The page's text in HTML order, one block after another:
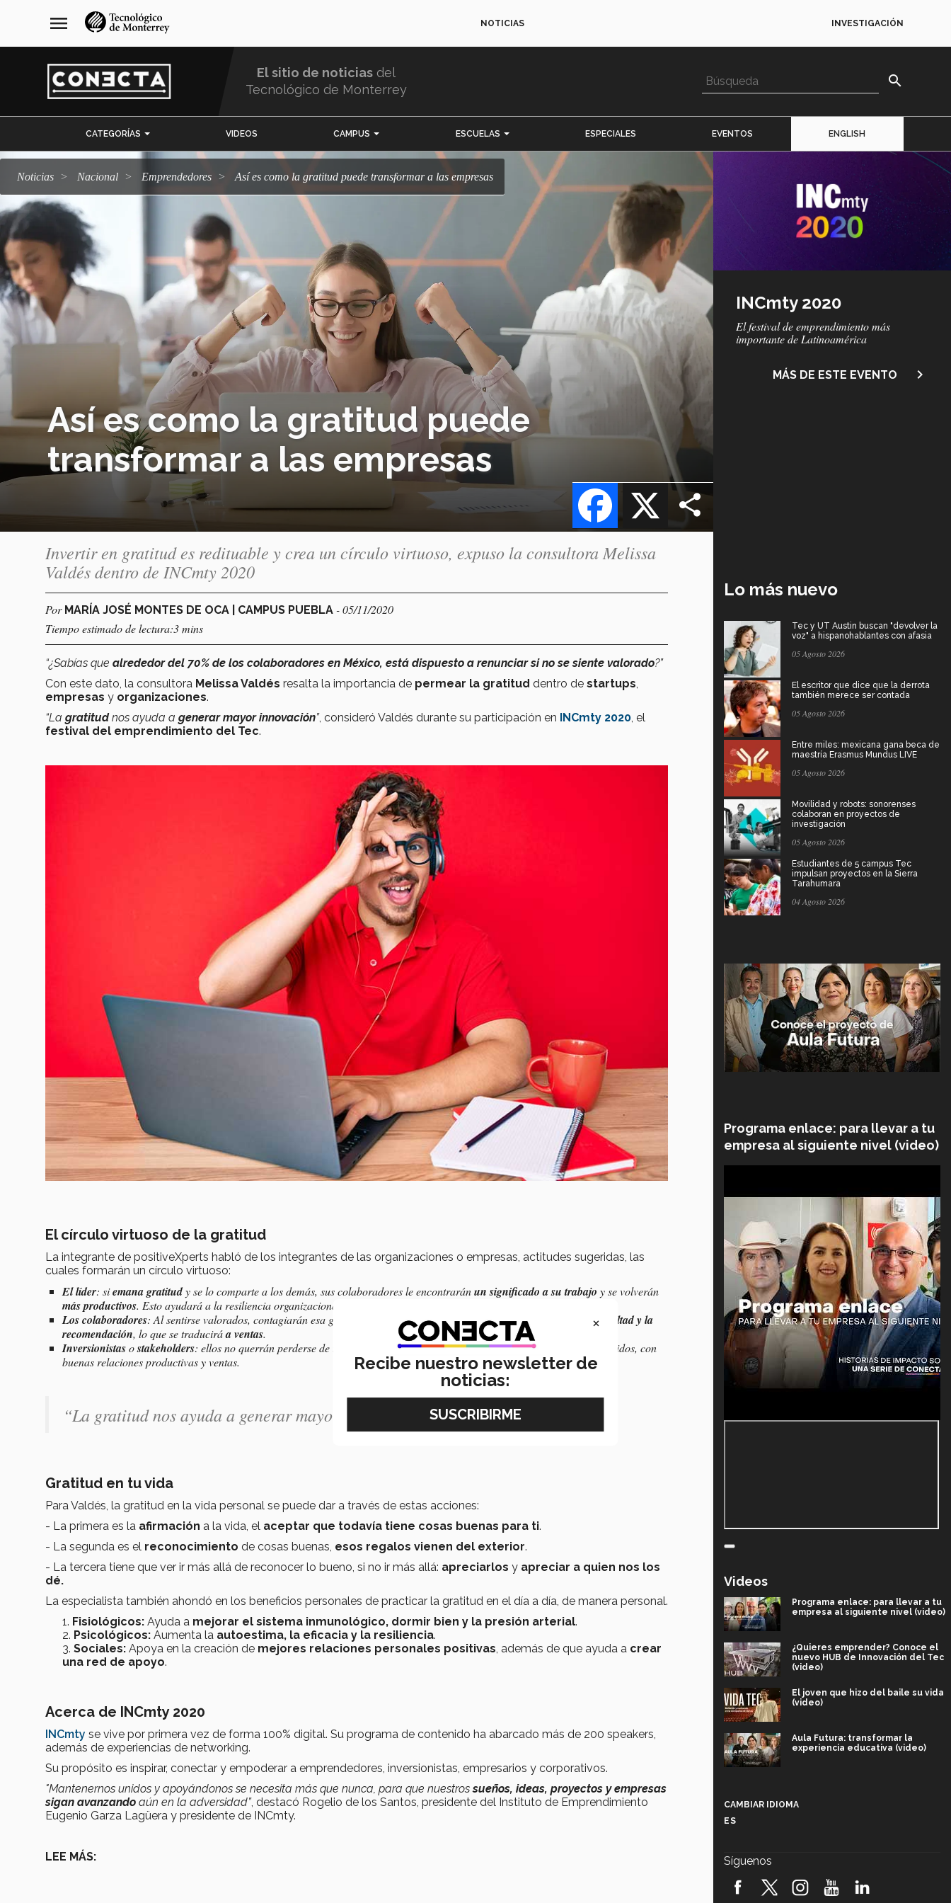
navegación
principal
menu NOTICIAS INVESTIGACIÓN
El sitio de noticias del
Tecnológico de Monterrey
search
CATEGORÍAS VIDEOS CAMPUS ESCUELAS ESPECIALES EVENTOS ENGLISH
Noticias Nacional emprendedores Así es como la gratitud puede transformar a las empresas
Así es como la gratitud puede
transformar a las empresas
X
Facebook
o
INCmty 2020
Subtítulo
El festival de emprendimiento más
importante de Latinoamérica
MÁS DE ESTE EVENTO navigate_next
Invertir en gratitud es redituable y crea un círculo virtuoso, expuso la consultora Melissa
Valdés dentro de INCmty 2020
Por MARÍA JOSÉ MONTES DE OCA | CAMPUS PUEBLA - 05/11/2020
Tiempo estimado de lectura:3 mins
“¿Sabías que alrededor del 70% de los colaboradores en México, está dispuesto a renunciar si no se siente valorado?”
Con este dato, la consultora Melissa Valdés resalta la importancia de permear la gratitud dentro de startups,
empresas y organizaciones.
“La gratitudnos ayuda a generar mayor innovación”, consideró Valdés durante su participación en INCmty 2020, el
festival del emprendimiento del Tec.
El círculo virtuoso de la gratitud
La integrante de positiveXperts habló de los integrantes de las organizaciones o empresas, actitudes sugeridas, las
cuales formarán un círculo virtuoso:
El líder: siemana gratitudy se lo comparte a los demás, sus colaboradores le encontraránun significado a su trabajo y se volverán
más productivos. Esto ayudará a la resiliencia organizacional.
Loscolaboradores: Al sentirse valorados, contagiarán esa gratitud a los clientes,mejorando su experiencia, retención, lealtad y la
recomendación, lo que se traduciráa ventas.
Inversionistasostakeholders: ellos no querrán perderse de una organización con líderes, colaboradores y clientes agradecidos, con
buenas relaciones productivas y ventas.
“La gratitud nos ayuda a generar mayor innovación”
Gratitud en tu vida
Para Valdés, la gratitud en la vida personal se puede dar a través de estas acciones:
- La primera es la afirmación a la vida, el aceptar que todavía tiene cosas buenas para ti.
- La segunda es el reconocimiento de cosas buenas, esos regalos vienen del exterior.
- La tercera tiene que ver ir más allá de reconocer lo bueno, si no ir más allá: apreciarlos y apreciar a quien nos los
dé.
La especialista también ahondó en los beneficios personales de practicar la gratitud en el día a día, de manera personal.
Fisiológicos: Ayuda a mejorar el sistema inmunológico, dormir bien y la presión arterial.
Psicológicos: Aumenta la autoestima, la eficacia y la resiliencia.
Sociales: Apoya en la creación de mejores relaciones personales positivas, además de que ayuda a crear
una red de apoyo.
Acerca de INCmty 2020
INCmty se vive por primera vez de forma 100% digital. Su programa de contenido ha abarcado más de 200 speakers,
además de experiencias de networking.
Su propósito es inspirar, conectar y empoderar a emprendedores, inversionistas, empresarios y corporativos.
"Mantenernos unidos y apoyándonos se necesita más que nunca, para que nuestrossueños, ideas, proyectos y empresas
sigan avanzando aún en la adversidad”, destacó Rogelio de los Santos, presidente del Instituto de Emprendimiento
Eugenio Garza Lagüera y presidente de INCmty.
LEE MÁS:
Lo más nuevo
Tec y UT Austin buscan "devolver la
voz" a hispanohablantes con afasia
05 Agosto 2026
El escritor que dice que la derrota
también merece ser contada
05 Agosto 2026
Entre miles: mexicana gana beca de
maestría Erasmus Mundus LIVE
05 Agosto 2026
Movilidad y robots: sonorenses
colaboran en proyectos de
investigación
05 Agosto 2026
Estudiantes de 5 campus Tec
impulsan proyectos en la Sierra
Tarahumara
04 Agosto 2026
Programa enlace: para llevar a tu
empresa al siguiente nivel (video)
Videos
Programa enlace: para llevar a tu
empresa al siguiente nivel (video)
¿Quieres emprender? Conoce el
nuevo HUB de Innovación del Tec
(video)
El joven que hizo del baile su vida
(video)
Aula Futura: transformar la
experiencia educativa (video)
robótica FIRST 2026! (video)
CAMBIAR IDIOMA
ES
Síguenos
×
Recibe nuestro newsletter de
noticias: